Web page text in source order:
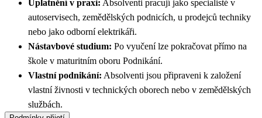
Uplatnění v praxi: Absolventi pracují jako specialisté v
autoservisech, zemědělských podnicích, u prodejců techniky
nebo jako odborní elektrikáři.
Nástavbové studium: Po vyučení lze pokračovat přímo na
škole v maturitním oboru Podnikání.
Vlastní podnikání: Absolventi jsou připraveni k založení
vlastní živnosti v technických oborech nebo v zemědělských
službách.